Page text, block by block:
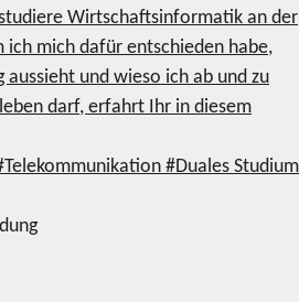
Wirtschaftsinformatik an der
ich mich dafür entschieden habe,
und wieso ich ab und zu
darf, erfahrt Ihr in diesem
#Duales Studium